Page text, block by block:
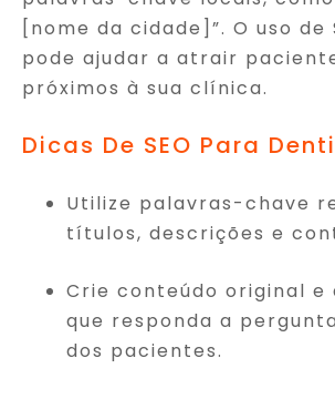
[nome da cidade]”. O uso de
pode ajudar a atrair
próximos à sua clínica.
Dicas De SEO Para
Utilize palavras-chave
títulos, descrições e
Crie conteúdo original e
que responda a
dos pacientes.